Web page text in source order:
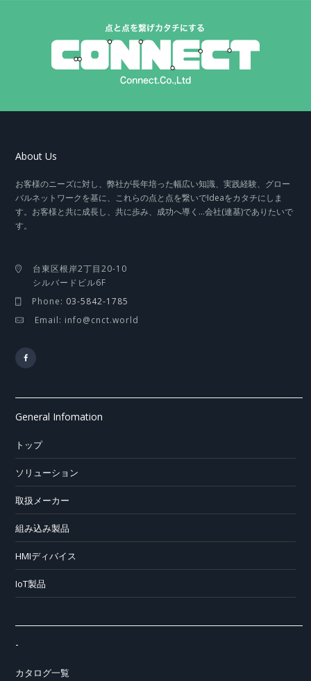
About Us
お客様のニーズに対し、弊社が長年培った幅広い知識、実践経験、グロー
バルネットワークを基に、これらの点と点を繋いでIdeaをカタチにしま
す。お客様と共に成長し、共に歩み、成功へ導く…会社(連基)でありたいで
す。
台東区根岸2丁目20-10
シルバードビル6F
Phone: 03-5842-1785
Email: info@cnct.world
General Infomation
トップ
ソリューション
取扱メーカー
組み込み製品
HMIディバイス
IoT製品
-
カタログ一覧